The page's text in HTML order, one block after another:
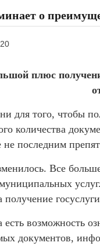
о
плюс
для того, чтобы
количества
не последним
Все
получение
есть возможность
документов,